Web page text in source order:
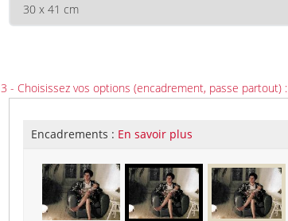
3 - Choisissez vos options (encadrement, passe partout) :
Encadrements : En savoir plus